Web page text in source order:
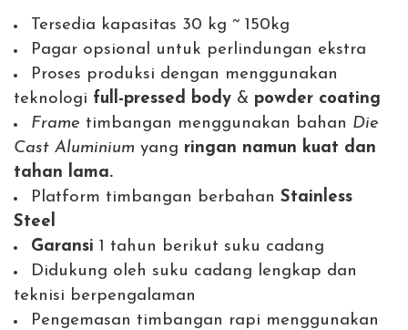
Tersedia kapasitas 30 kg ~ 150kg
Pagar opsional untuk perlindungan ekstra
Proses produksi dengan menggunakan
teknologi full-pressed body & powder coating
Frame timbangan menggunakan bahan Die
Cast Aluminium yang ringan namun kuat dan
tahan lama.
Platform timbangan berbahan Stainless
Steel
Garansi 1 tahun berikut suku cadang
Didukung oleh suku cadang lengkap dan
teknisi berpengalaman
Pengemasan timbangan rapi menggunakan